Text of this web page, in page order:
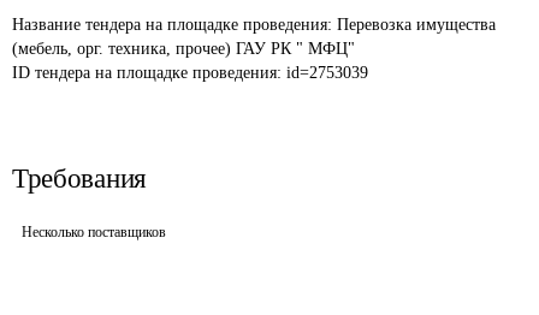
Название тендера на площадке проведения: Перевозка имущества
(мебель, орг. техника, прочее) ГАУ РК " МФЦ"
ID тендера на площадке проведения: id=2753039
Требования
Несколько поставщиков